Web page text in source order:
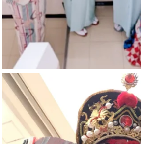
「マジシャン和歌山旅 白浜
#企業公式がお疲れ様を言い
#旅行好きな人と繋がりたい
#一人旅
#女性マジシャン
#出張マジック
#マジシャン派遣
#イリュージョン
#和歌山県
#白浜町
#変面ショー